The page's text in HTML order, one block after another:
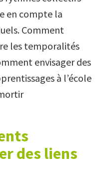
en compte la
Comment
les temporalités
envisager des
à l’école
des liens